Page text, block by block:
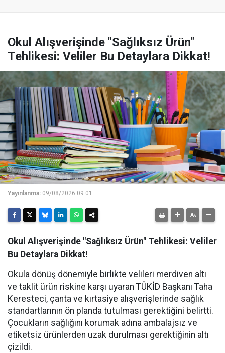
Okul Alışverişinde "Sağlıksız Ürün"
Tehlikesi: Veliler Bu Detaylara Dikkat!
Yayınlanma: 09/08/2026 09:01
Okul Alışverişinde "Sağlıksız Ürün" Tehlikesi: Veliler
Bu Detaylara Dikkat!
Okula dönüş dönemiyle birlikte velileri merdiven altı
ve taklit ürün riskine karşı uyaran TÜKİD Başkanı Taha
Keresteci, çanta ve kırtasiye alışverişlerinde sağlık
standartlarının ön planda tutulması gerektiğini belirtti.
Çocukların sağlığını korumak adına ambalajsız ve
etiketsiz ürünlerden uzak durulması gerektiğinin altı
çizildi.